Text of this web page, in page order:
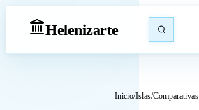
Helenizarte
Inicio/Islas/Comparativas